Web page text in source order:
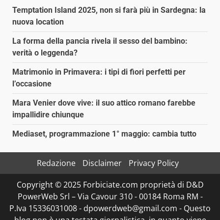
Temptation Island 2025, non si farà più in Sardegna: la
nuova location
La forma della pancia rivela il sesso del bambino:
verità o leggenda?
Matrimonio in Primavera: i tipi di fiori perfetti per
l’occasione
Mara Venier dove vive: il suo attico romano farebbe
impallidire chiunque
Mediaset, programmazione 1° maggio: cambia tutto
Redazione Disclaimer
Privacy Policy
Copyright © 2025 Forbiciate.com proprietà di D&D
PowerWeb Srl – Via Cavour 310 - 00184 Roma RM -
P.Iva 15336031008 - dpowerdweb@gmail.com - Questo